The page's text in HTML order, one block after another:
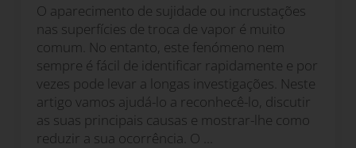
O aparecimento de sujidade ou incrustações
nas superfícies de troca de vapor é muito
comum. No entanto, este fenómeno nem
sempre é fácil de identificar rapidamente e por
vezes pode levar a longas investigações. Neste
artigo vamos ajudá-lo a reconhecê-lo, discutir
as suas principais causas e mostrar-lhe como
reduzir a sua ocorrência. O ...